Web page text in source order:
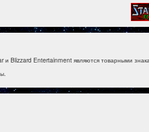
Entertainment являются товарными